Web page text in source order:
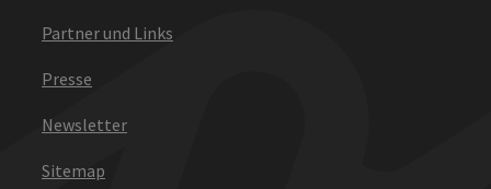
Partner und Links
Presse
Newsletter
Sitemap